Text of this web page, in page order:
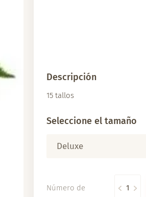
Descripción
15 tallos
Seleccione el tamaño
Deluxe
Número de